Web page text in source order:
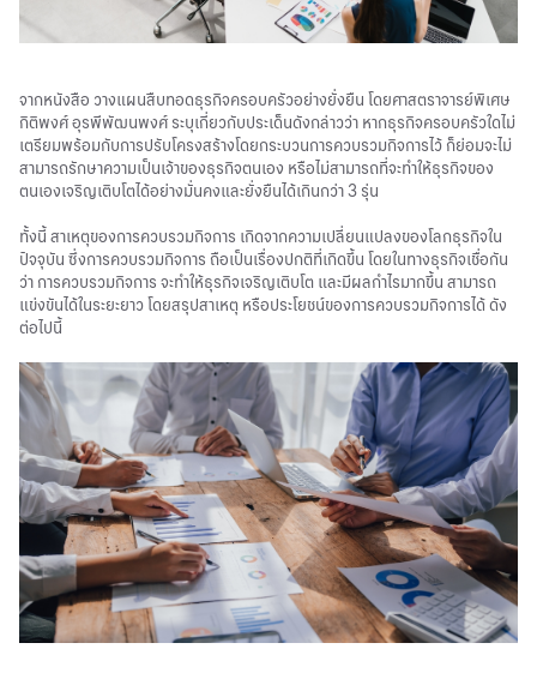
จากหนังสือ วางแผนสืบทอดธุรกิจครอบครัวอย่างยั่งยืน โดยศาสตราจารย์พิเศษ
กิติพงศ์ อุรพีพัฒนพงศ์ ระบุเกี่ยวกับประเด็นดังกล่าวว่า หากธุรกิจครอบครัวใดไม่
เตรียมพร้อมกับการปรับโครงสร้างโดยกระบวนการควบรวมกิจการไว้ ก็ย่อมจะไม่
สามารถรักษาความเป็นเจ้าของธุรกิจตนเอง หรือไม่สามารถที่จะทำให้ธุรกิจของ
ตนเองเจริญเติบโตได้อย่างมั่นคงและยั่งยืนได้เกินกว่า 3 รุ่น
ทั้งนี้ สาเหตุของการควบรวมกิจการ เกิดจากความเปลี่ยนแปลงของโลกธุรกิจใน
ปัจจุบัน ซึ่งการควบรวมกิจการ ถือเป็นเรื่องปกติที่เกิดขึ้น โดยในทางธุรกิจเชื่อกัน
ว่า การควบรวมกิจการ จะทำให้ธุรกิจเจริญเติบโต และมีผลกำไรมากขึ้น สามารถ
แข่งขันได้ในระยะยาว โดยสรุปสาเหตุ หรือประโยชน์ของการควบรวมกิจการได้ ดัง
ต่อไปนี้